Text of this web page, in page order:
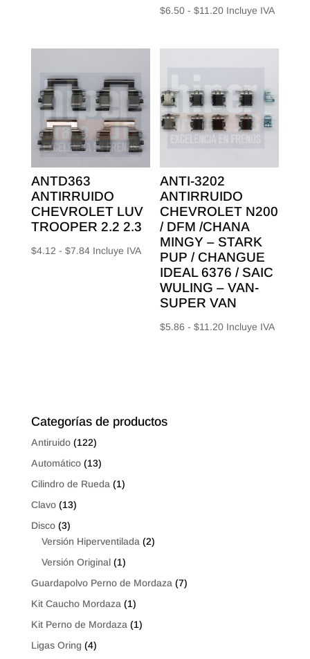
$4.26
$7.00
$6.50 - $11.20Rango
precios:
hasta
$11.20
Incluye IVA
ANTD363
ANTIRRUIDO
CHEVROLET LUV
TROOPER 2.2 2.3
$4.12 - $7.84Rango
Incluye IVA
ANTI-3202
ANTIRRUIDO
CHEVROLET N200
/ DFM /CHANA
MINGY – STARK
PUP / CHANGUE
IDEAL 6376 / SAIC
WULING – VAN-
SUPER VAN
$5.86 - $11.20Rango
Incluye IVA
Categorías de productos
Antiruido (122)
Automático (13)
Cilindro de Rueda (1)
Clavo (13)
Disco (3)
Versión Hiperventilada (2)
Versión Original (1)
Guardapolvo Perno de Mordaza (7)
Kit Caucho Mordaza (1)
Kit Perno de Mordaza (1)
Ligas Oring (4)